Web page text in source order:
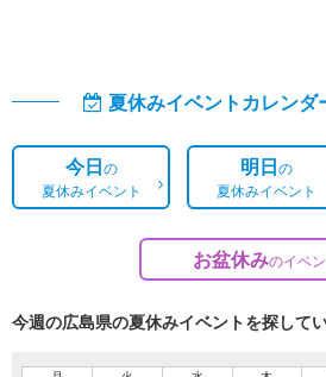
夏休みイベントカレンダ
今日の
夏休みイベント
明日の
夏休みイベント
お盆休みのイベ
今週の広島県の夏休みイベントを探して